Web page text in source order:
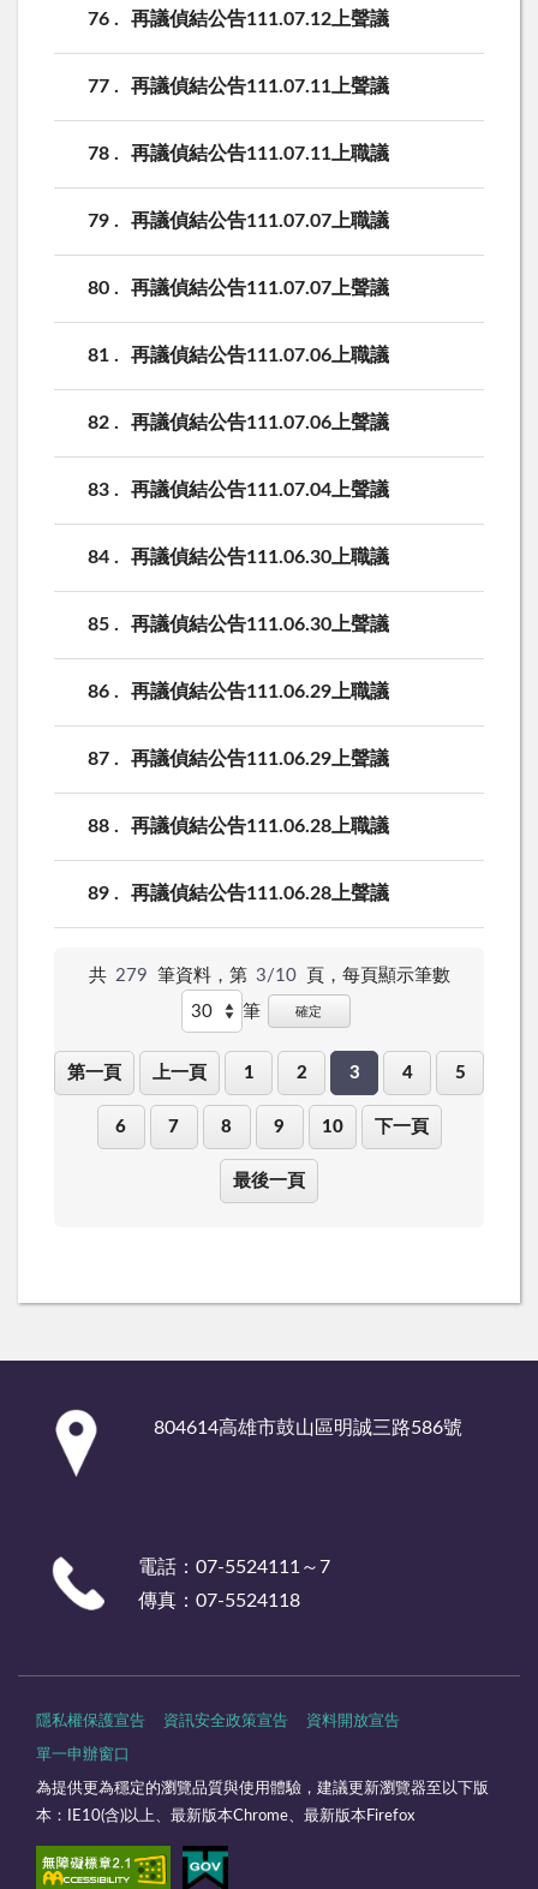
76 再議偵結公告111.07.12上聲議
77 再議偵結公告111.07.11上聲議
78 再議偵結公告111.07.11上職議
79 再議偵結公告111.07.07上職議
80 再議偵結公告111.07.07上聲議
81 再議偵結公告111.07.06上職議
82 再議偵結公告111.07.06上聲議
83 再議偵結公告111.07.04上聲議
84 再議偵結公告111.06.30上職議
85 再議偵結公告111.06.30上聲議
86 再議偵結公告111.06.29上職議
87 再議偵結公告111.06.29上聲議
88 再議偵結公告111.06.28上職議
89 再議偵結公告111.06.28上聲議
共 279 筆資料，第 3/10 頁， 每頁顯示筆數
筆
確定
第一頁 上一頁 1 2 3 4 5
6 7 8 9 10 下一頁
最後一頁
804614高雄市鼓山區明誠三路586號
電話：07-5524111～7
傳真：07-5524118
隱私權保護宣告 資訊安全政策宣告 資料開放宣告
單一申辦窗口
為提供更為穩定的瀏覽品質與使用體驗，建議更新瀏覽器至以下版
本：IE10(含)以上、最新版本Chrome、最新版本Firefox